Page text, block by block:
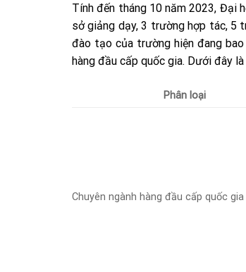
Tính đến tháng 10 năm 2023, Đại
sở giảng dạy, 3 trường hợp tác, 5
đào tạo của trường hiện đang
hàng đầu cấp quốc gia. Dưới đây
Phân loại
Chuyên ngành hàng đầu cấp quốc gia